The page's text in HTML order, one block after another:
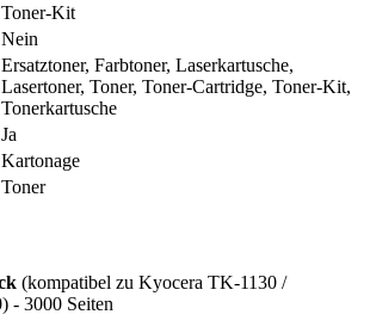
Toner-Kit
Nein
Ersatztoner, Farbtoner, Laserkartusche,
Lasertoner, Toner, Toner-Cartridge, Toner-Kit,
Tonerkartusche
Ja
Kartonage
Toner
(kompatibel zu Kyocera TK-1130 /
- 3000 Seiten